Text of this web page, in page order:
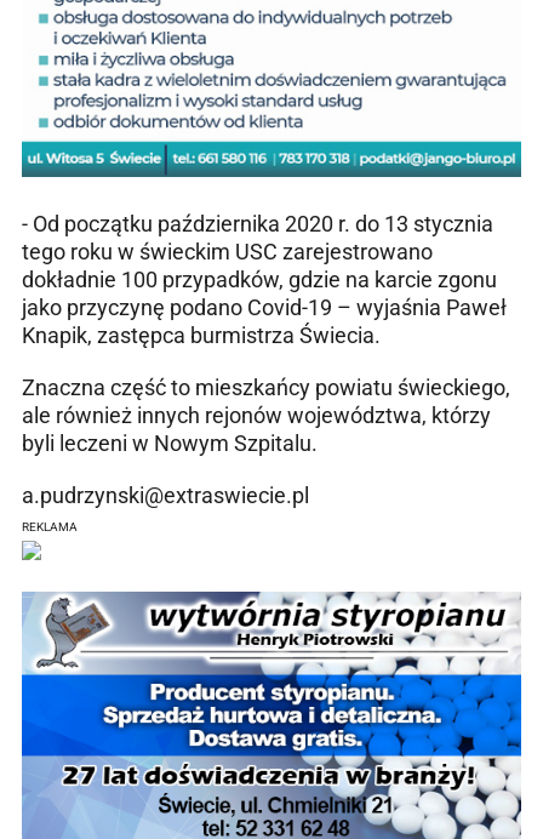
- Od początku października 2020 r. do 13 stycznia
tego roku w świeckim USC zarejestrowano
dokładnie 100 przypadków, gdzie na karcie zgonu
jako przyczynę podano Covid-19 – wyjaśnia Paweł
Knapik, zastępca burmistrza Świecia.
Znaczna część to mieszkańcy powiatu świeckiego,
ale również innych rejonów województwa, którzy
byli leczeni w Nowym Szpitalu.
a.pudrzynski@extraswiecie.pl
REKLAMA